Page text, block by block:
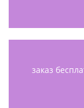
заказ